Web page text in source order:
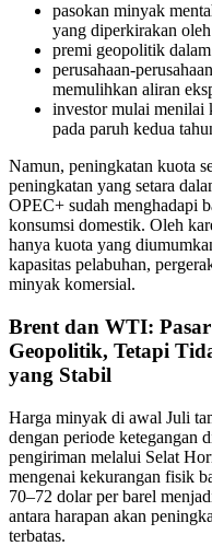
pasokan minyak
yang diperkirakan
premi geopolitik
perusahaan-
memulihkan aliran
investor mulai menilai
pada paruh kedua
Namun, peningkatan kuota
peningkatan yang setara
OPEC+ sudah menghadapi
konsumsi domestik. Oleh
hanya kuota yang
kapasitas pelabuhan,
minyak komersial.
Brent dan WTI:
Geopolitik, Tetapi
yang Stabil
Harga minyak di awal Juli
dengan periode ketegangan
pengiriman melalui Selat
mengenai kekurangan fisik
70–72 dolar per barel
antara harapan akan
terbatas.